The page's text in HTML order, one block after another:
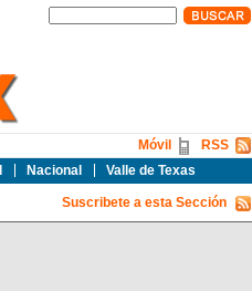
Nacional Valle de Texas
RSS
Móvil
Suscribete a esta Sección